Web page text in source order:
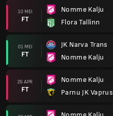
10 MEI
FT
Nomme Kalju
Flora Tallinn
01 MEI
FT
JK Narva Trans
Nomme Kalju
26 APR
FT
Nomme Kalju
Parnu JK Vaprus